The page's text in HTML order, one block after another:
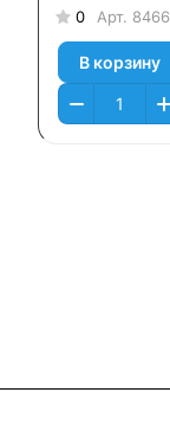
0 Арт. 8466
В корзину